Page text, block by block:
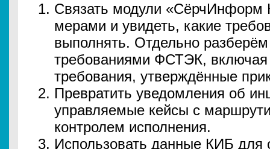
Связать модули
мерами и увидеть, какие
выполнять. Отдельно
требованиями ФСТЭК,
требования, утверждённые
Превратить уведомления об
управляемые кейсы с
контролем исполнения.
Использовать данные КИБ для